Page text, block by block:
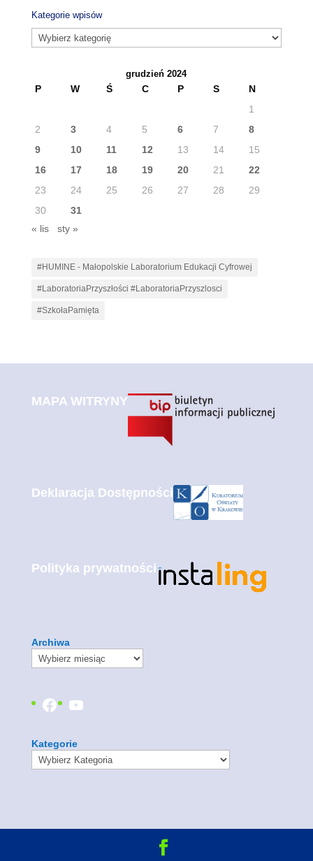
Kategorie wpisów
Kategorie
wpisów
grudzień 2024
P W Ś C P S
N
1
2
3 4 5 6 7
8
9
10 11 12 13 14
15
16
17 18 19 20 21
22
23
24 25 26 27 28
29
30
31
« lis
sty »
#HUMINE - Małopolskie Laboratorium Edukacji Cyfrowej
#LaboratoriaPrzyszłości #LaboratoriaPrzyszlosci
#SzkołaPamięta
MAPA WITRYNY
Deklaracja Dostępności
Polityka prywatności
Archiwa
Facebook
YouTube
Kategorie